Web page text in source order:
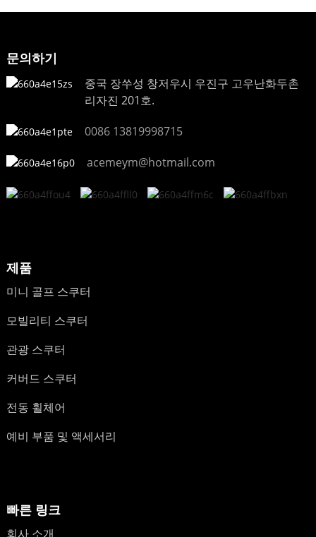
문의하기
중국 장쑤성 창저우시 우진구 고우난화두촌
리자진 201호.
0086 13819998715
acemeym@hotmail.com
제품
미니 골프 스쿠터
모빌리티 스쿠터
관광 스쿠터
커버드 스쿠터
전동 휠체어
예비 부품 및 액세서리
빠른 링크
회사 소개